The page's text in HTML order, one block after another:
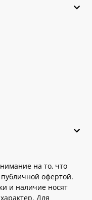
на то, что
офертой.
и наличие носят
Для